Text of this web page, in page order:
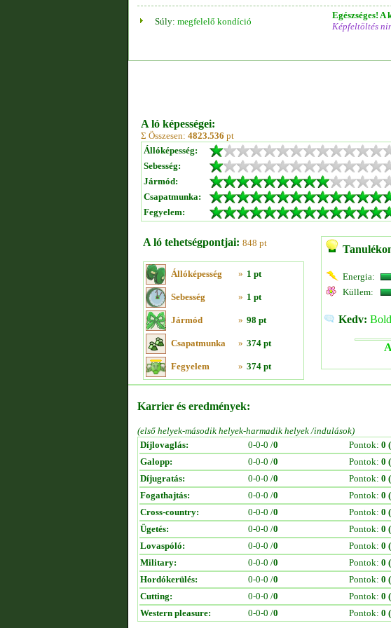
Súly: megfelelő kondíció
Egészséges!
Képfeltöltés
A ló képességei:
Σ Összesen: 4823.536 pt
Állóképesség:
Sebesség:
Jármód:
Csapatmunka:
Fegyelem:
A ló tehetségpontjai: 848 pt
Állóképesség » 1 pt
Sebesség » 1 pt
Jármód » 98 pt
Csapatmunka » 374 pt
Fegyelem » 374 pt
Energia:
Küllem:
Kedv:
Karrier és eredmények:
(első helyek-második helyek-harmadik helyek /indulások)
Díjlovaglás:
0-0-0 /0 Pontok: 0
Galopp:
0-0-0 /0 Pontok: 0
Díjugratás:
0-0-0 /0 Pontok: 0
Fogathajtás:
0-0-0 /0 Pontok: 0
Cross-country:
0-0-0 /0 Pontok: 0
Ügetés:
0-0-0 /0 Pontok: 0
Lovaspóló:
0-0-0 /0 Pontok: 0
Military:
0-0-0 /0 Pontok: 0
Hordókerülés:
0-0-0 /0 Pontok: 0
Cutting:
0-0-0 /0 Pontok: 0
Western pleasure:
0-0-0 /0 Pontok: 0